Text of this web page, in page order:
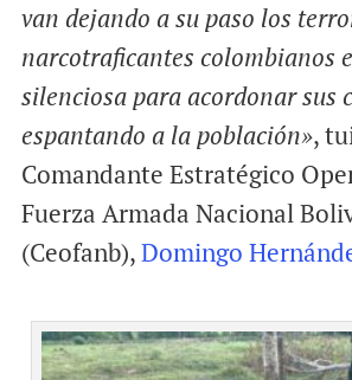
van dejando a su paso los
narcotraficantes colombianos
silenciosa para acordonar sus
espantando a la población»,
Comandante Estratégico
Fuerza Armada Nacional
(Ceofanb),Domingo